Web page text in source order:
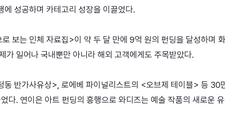
에 성공하며 카테고리 성장을 이끌었다.
보는 인체 자료집>이 약 두 달 만에 9억 원의 펀딩을 달성하며
가 일어나 국내뿐만 아니라 해외 고객에게도 주목받았다.
동 반가사유상>, 로에베 파이널리스트의 <오브제 테이블> 등 30
다. 연이은 아트 펀딩의 흥행으로 와디즈는 예술 작품의 새로운